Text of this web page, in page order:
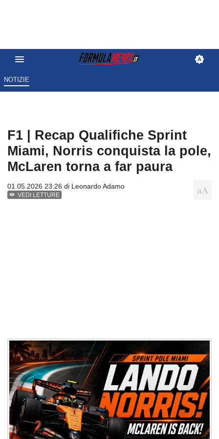
NOTIZIE
F1 | Recap Qualifiche Sprint
Miami, Norris conquista la pole,
McLaren torna a far paura
01.05.2026 23:26 di Leonardo Adamo
VEDI LETTURE